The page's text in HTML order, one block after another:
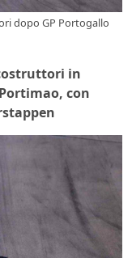
dopo GP Portogallo
in
con